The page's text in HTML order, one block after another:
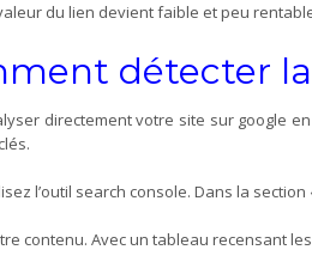
du lien devient faible et peu
détecter
directement votre site sur google
l’outil search console. Dans la section
contenu. Avec un tableau recensant